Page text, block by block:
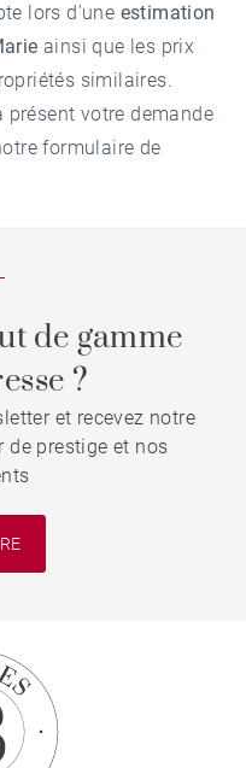
lors d'une estimation
ainsi que les prix
similaires.
votre demande
formulaire de
de gamme
?
et recevez notre
prestige et nos